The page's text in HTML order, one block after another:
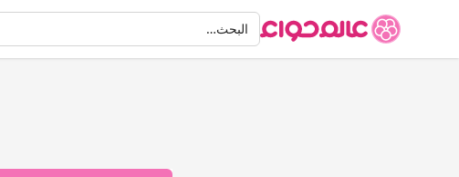
البحثالبحث…